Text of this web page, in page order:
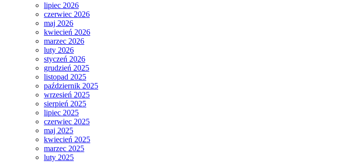
lipiec 2026
czerwiec 2026
maj 2026
kwiecień 2026
marzec 2026
luty 2026
styczeń 2026
grudzień 2025
listopad 2025
październik 2025
wrzesień 2025
sierpień 2025
lipiec 2025
czerwiec 2025
maj 2025
kwiecień 2025
marzec 2025
luty 2025